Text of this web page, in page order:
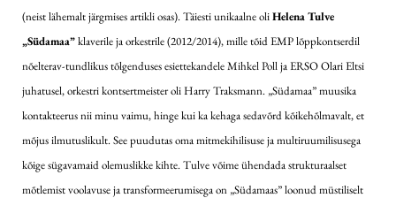
(neist lähemalt järgmises artikli osas). Täiesti unikaalne oliHelena Tulve
„Südamaa”klaverile ja orkestrile(2012/2014), mille tõid EMP lõppkontserdil
nõelterav-tundlikus tõlgenduses esiettekandele Mihkel Poll ja ERSO Olari Eltsi
juhatusel, orkestri kontsertmeister oli Harry Traksmann. „Südamaa” muusika
kontakteerus nii minu vaimu, hinge kui ka kehaga sedavõrd kõikehõlmavalt, et
mõjus ilmutuslikult. See puudutas oma mitmekihilisuse ja multiruumilisusega
kõige sügavamaid olemuslikke kihte. Tulve võime ühendada strukturaalset
mõtlemist voolavuse ja transformeerumisega on „Südamaas” loonud müstiliselt